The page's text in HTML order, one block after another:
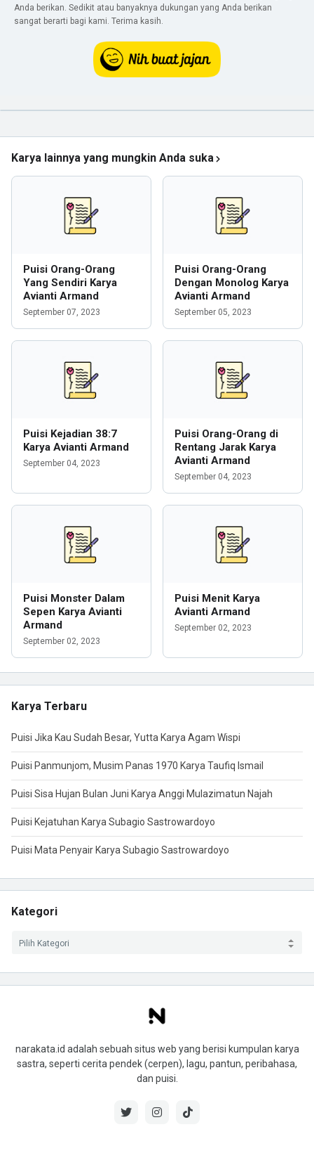
Anda berikan. Sedikit atau banyaknya dukungan yang Anda berikan
sangat berarti bagi kami. Terima kasih.
Karya lainnya yang mungkin Anda suka
Puisi Orang-Orang
Yang Sendiri Karya
Avianti Armand
September 07, 2023
Puisi Orang-Orang
Dengan Monolog Karya
Avianti Armand
September 05, 2023
Puisi Kejadian 38:7
Karya Avianti Armand
September 04, 2023
Puisi Orang-Orang di
Rentang Jarak Karya
Avianti Armand
September 04, 2023
Puisi Monster Dalam
Sepen Karya Avianti
Armand
September 02, 2023
Puisi Menit Karya
Avianti Armand
September 02, 2023
Karya Terbaru
Puisi Jika Kau Sudah Besar, Yutta Karya Agam Wispi
Puisi Panmunjom, Musim Panas 1970 Karya Taufiq Ismail
Puisi Sisa Hujan Bulan Juni Karya Anggi Mulazimatun Najah
Puisi Kejatuhan Karya Subagio Sastrowardoyo
Puisi Mata Penyair Karya Subagio Sastrowardoyo
Kategori
narakata.id adalah sebuah situs web yang berisi kumpulan karya
sastra, seperti cerita pendek (cerpen), lagu, pantun, peribahasa,
dan puisi.